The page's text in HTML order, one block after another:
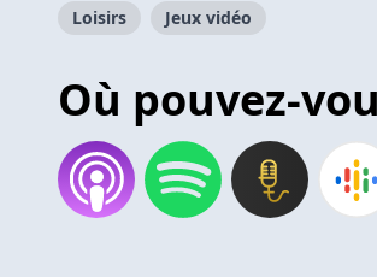
Loisirs Jeux vidéo
Où pouvez-